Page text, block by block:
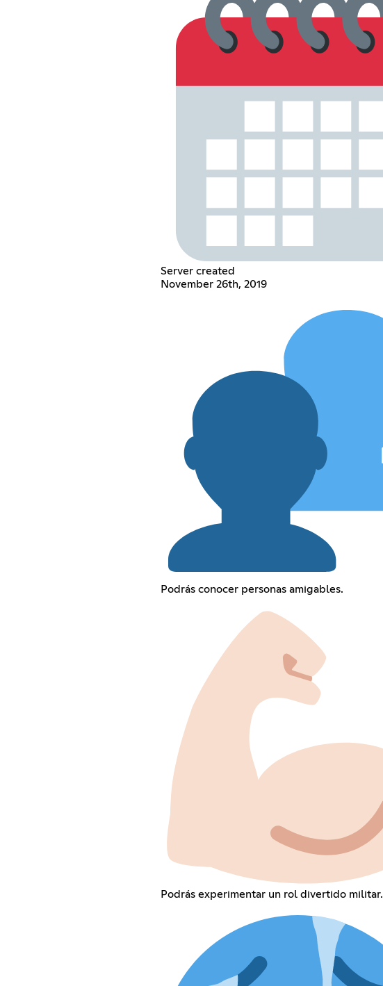
Server created
November 26th, 2019
Podrás conocer personas amigables.
Podrás experimentar un rol divertido militar.